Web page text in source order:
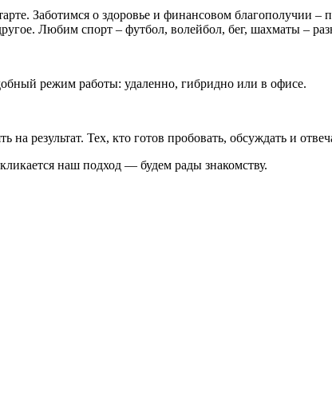
Заботимся о здоровье и финансовом благополучии
Любим спорт – футбол, волейбол, бег, шахматы –
режим работы: удаленно, гибридно или в офисе.
на результат. Тех, кто готов пробовать, обсуждать и
наш подход — будем рады знакомству.